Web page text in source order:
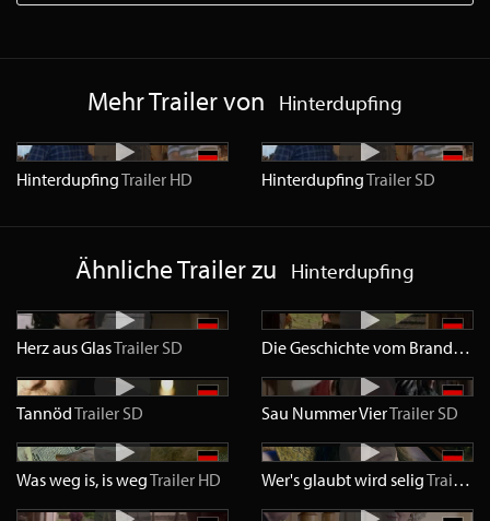
Mehr Trailer von Hinterdupfing
HinterdupfingTrailer HD HinterdupfingTrailer SD
Ähnliche Trailer zu Hinterdupfing
Herz aus GlasTrailer SD Die Geschichte vom Brandner Kaspar
TannödTrailer SD Sau Nummer VierTrailer SD
Was weg is, is wegTrailer HD Wer's glaubt wird seligTrailer